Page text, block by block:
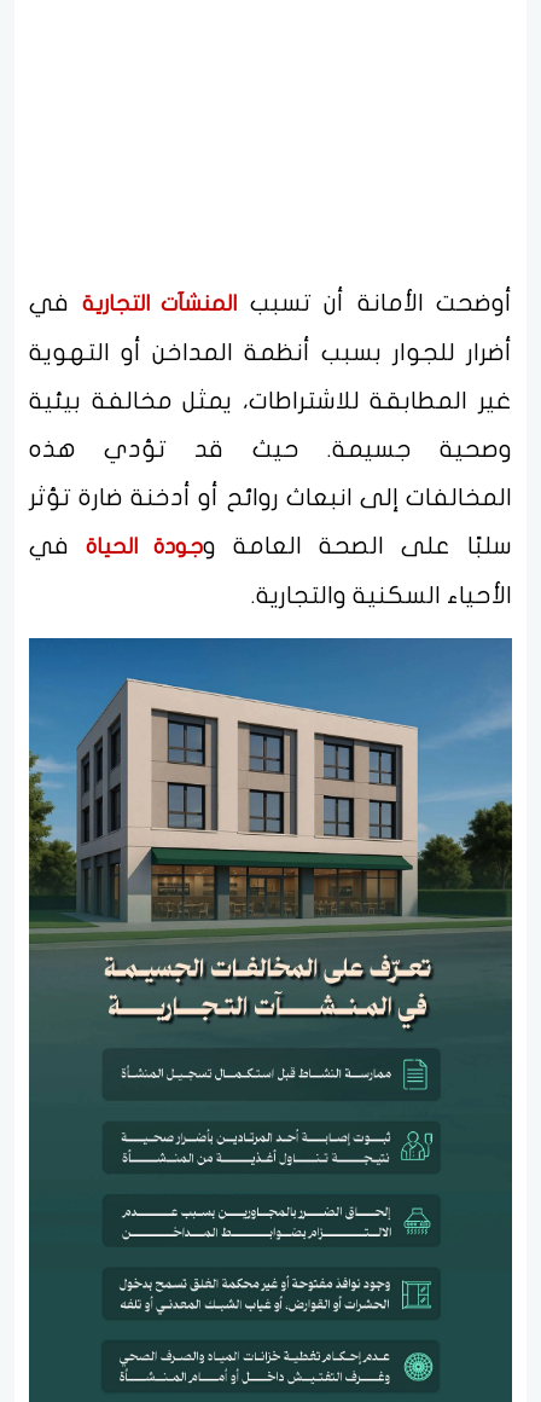
أوضحت الأمانة أن تسبب المنشآت التجارية في
أضرار للجوار بسبب أنظمة المداخن أو التهوية
غير المطابقة للاشتراطات، يمثل مخالفة بيئية
وصحية جسيمة. حيث قد تؤدي هذه
المخالفات إلى انبعاث روائح أو أدخنة ضارة تؤثر
سلبًا على الصحة العامة وجودة الحياة في
الأحياء السكنية والتجارية.